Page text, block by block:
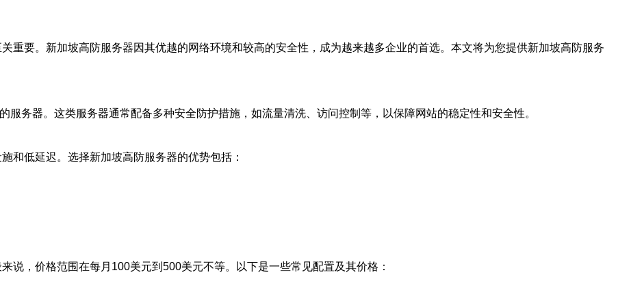
重要。新加坡高防服务器因其优越的网络环境和较高的安全性，成为越来越多企业的首选。本文将为您提供新加坡高防服务
务器。这类服务器通常配备多种安全防护措施，如流量清洗、访问控制等，以保障网站的稳定性和安全性。
和低延迟。选择新加坡高防服务器的优势包括：
说，价格范围在每月100美元到500美元不等。以下是一些常见配置及其价格：